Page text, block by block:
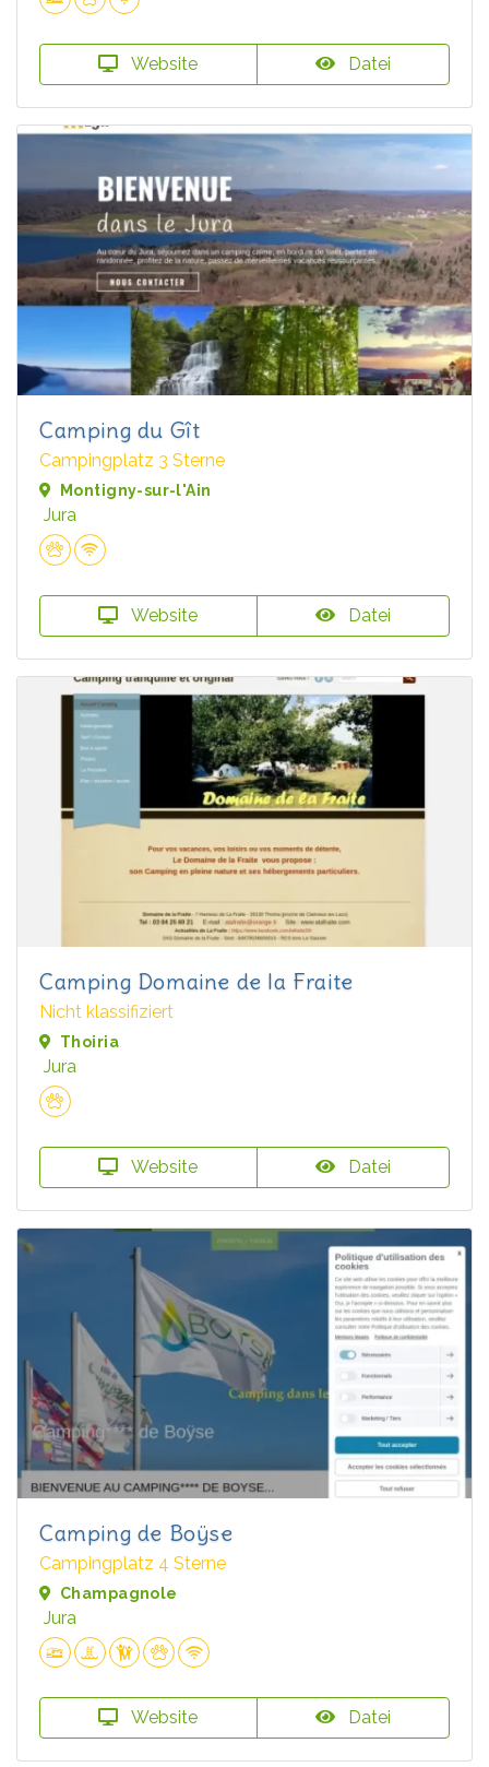
Website Datei
Camping du Gît
Campingplatz 3 Sterne
Montigny-sur-l'Ain
Jura
Website Datei
Camping Domaine de la Fraite
Nicht klassifiziert
Thoiria
Jura
Website Datei
Camping de Boÿse
Campingplatz 4 Sterne
Champagnole
Jura
Website Datei